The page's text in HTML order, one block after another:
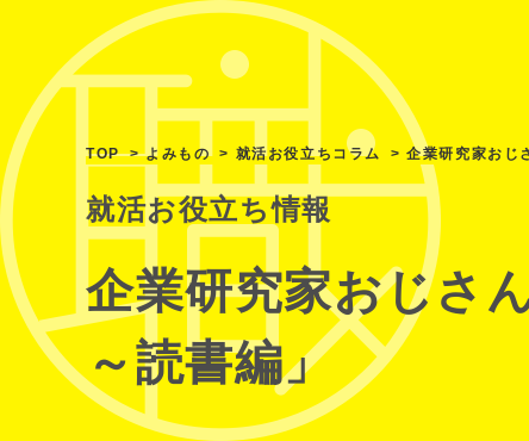
TOP よみもの 就活お役立ちコラム 企業研究家おじ
就活お役立ち情報
企業研究家おじさ
～読書編」